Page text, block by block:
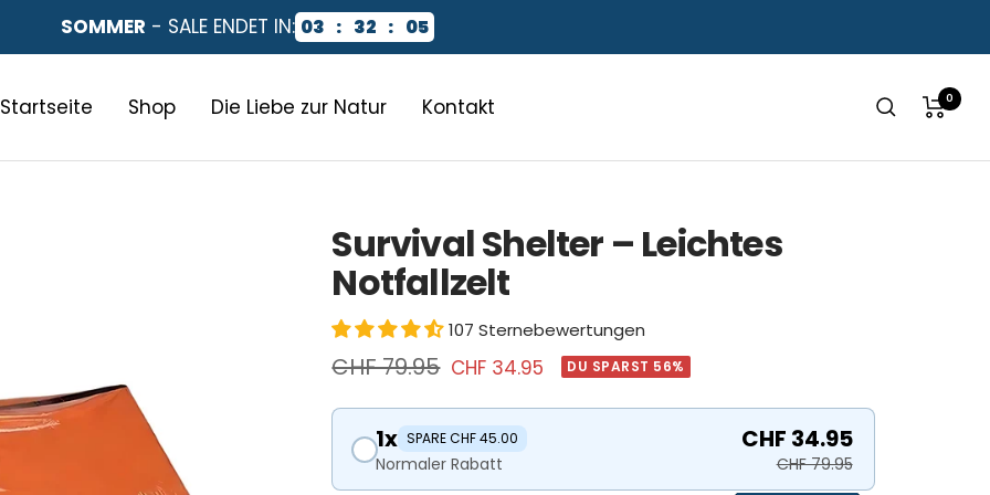
SOMMER - SALE ENDET IN: 03 : 32 : 03
Startseite Shop Die Liebe zur Natur Kontakt 0
Survival Shelter – Leichtes
Notfallzelt
107 Sternebewertungen
Regulärer
Preis
CHF 79.95 Angebotspreis
CHF 34.95 DU SPARST 56%
1x SPARE CHF 45.00
Normaler Rabatt
CHF 34.95
CHF 79.95